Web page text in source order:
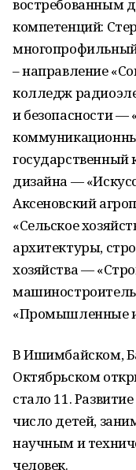
востребованным
компетенций:
– направление
колледж
и безопасности
государственный
дизайна —
Аксеновский
«Сельское
архитектуры,
хозяйства —
«Промышленные
В Ишимбайском,
Октябрьском
стало 11.
число детей,
научным и
человек.